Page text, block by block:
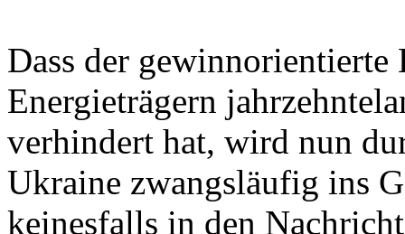
Dass der
Energieträgern
verhindert hat, wird nun
Ukraine zwangsläufig ins
keinesfalls in den